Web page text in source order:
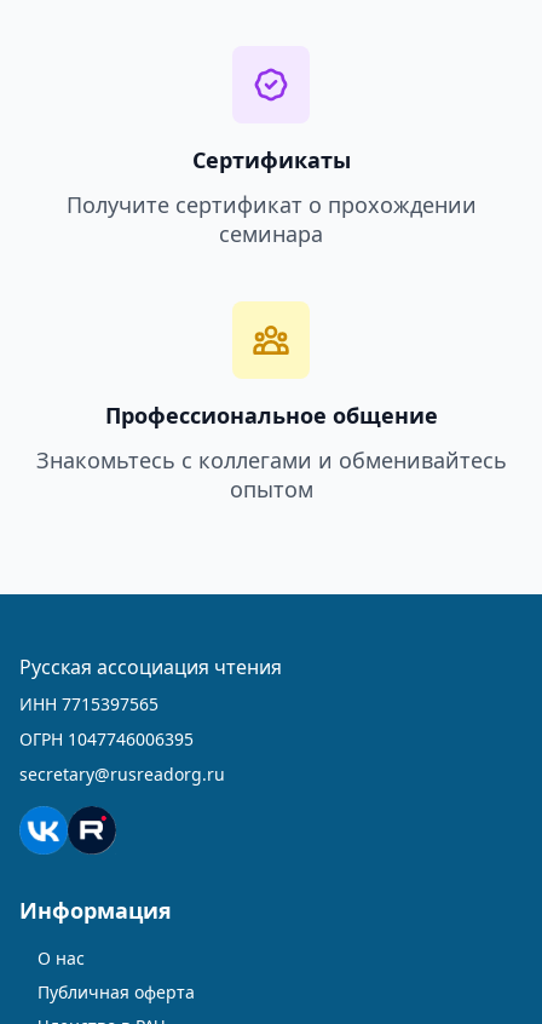
Сертификаты
Получите сертификат о прохождении
семинара
Профессиональное общение
Знакомьтесь с коллегами и обменивайтесь
опытом
Русская ассоциация чтения
ИНН 7715397565
ОГРН 1047746006395
secretary@rusreadorg.ru
Информация
О нас
Публичная оферта